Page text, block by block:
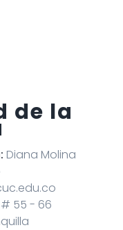
de la
Diana Molina
55 - 66